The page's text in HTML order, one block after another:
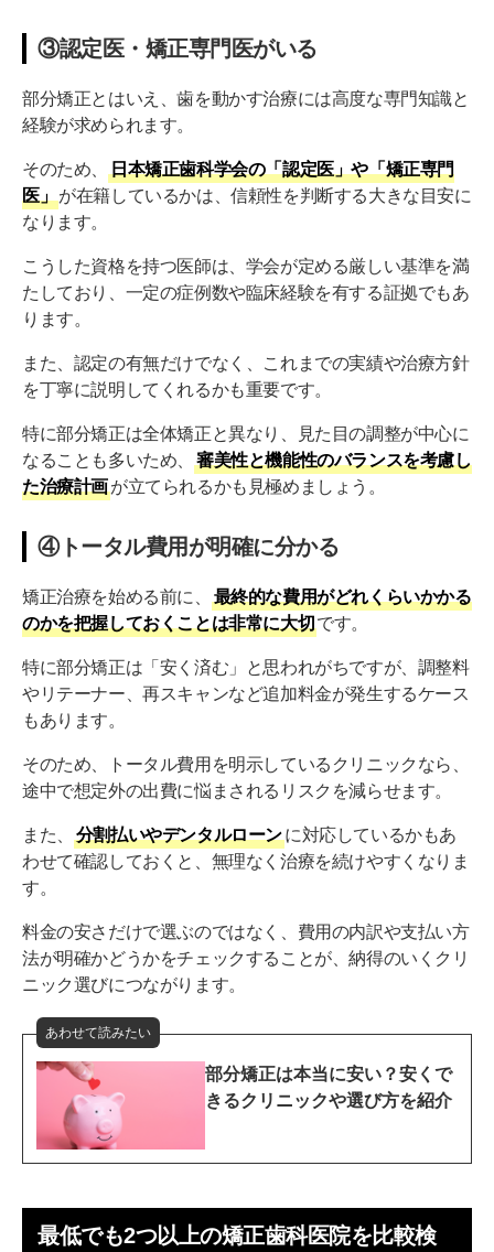
③認定医・矯正専門医がいる
部分矯正とはいえ、歯を動かす治療には高度な専門知識と
経験が求められます。
そのため、
日本矯正歯科学会の「認定医」や「矯正専門
医」 が在籍しているかは、信頼性を判断する大きな目安に
なります。
こうした資格を持つ医師は、学会が定める厳しい基準を満
たしており、一定の症例数や臨床経験を有する証拠でもあ
ります。
また、認定の有無だけでなく、これまでの実績や治療方針
を丁寧に説明してくれるかも重要です。
特に部分矯正は全体矯正と異なり、見た目の調整が中心に
なることも多いため、
審美性と機能性のバランスを考慮し
た治療計画が立てられるかも見極めましょう。
④トータル費用が明確に分かる
矯正治療を始める前に、
最終的な費用がどれくらいかかる
のかを把握しておくことは非常に大切 です。
特に部分矯正は「安く済む」と思われがちですが、調整料
やリテーナー、再スキャンなど追加料金が発生するケース
もあります。
そのため、トータル費用を明示しているクリニックなら、
途中で想定外の出費に悩まされるリスクを減らせます。
また、 分割払いやデンタルローンに対応しているかもあ
わせて確認しておくと、無理なく治療を続けやすくなりま
す。
料金の安さだけで選ぶのではなく、費用の内訳や支払い方
法が明確かどうかをチェックすることが、納得のいくクリ
ニック選びにつながります。
あわせて読みたい
部分矯正は本当に安い？安くで
きるクリニックや選び方を紹介
最低でも2つ以上の矯正歯科医院を比較検